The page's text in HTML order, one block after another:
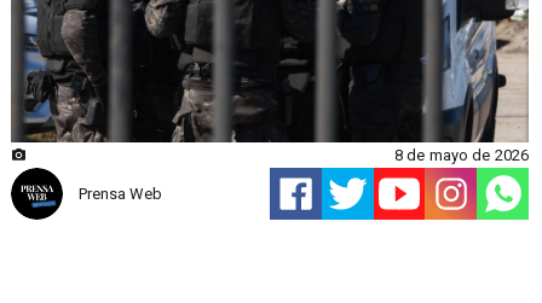
Prensa Web
8 de mayo de 2026